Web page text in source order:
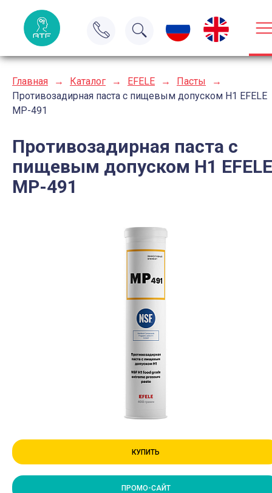
Главная → Каталог → EFELE → Пасты
→
Противозадирная паста с пищевым допуском H1 EFELE
MP-491
Противозадирная паста с
пищевым допуском H1 EFELE
MP-491
КУПИТЬ
ПРОМО-САЙТ